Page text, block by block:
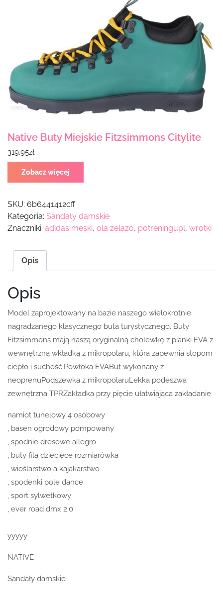
Native Buty Miejskie Fitzsimmons Citylite
319.95zł
Zobacz więcej
SKU: 6b6441412cff
Kategoria: Sandały damskie
Znaczniki: adidas meski, ola zelazo, potreningupl, wrotki
Opis
Opis
Model zaprojektowany na bazie naszego wielokrotnie
nagradzanego klasycznego buta turystycznego. Buty
Fitzsimmons mają naszą oryginalną cholewkę z pianki EVA z
wewnętrzną wkładką z mikropolaru, która zapewnia stopom
ciepło i suchość.Powłoka EVABut wykonany z
neoprenuPodszewka z mikropolaruLekka podeszwa
zewnętrzna TPRZakładka przy pięcie ułatwiająca zakładanie
namiot tunelowy 4 osobowy
, basen ogrodowy pompowany
, spodnie dresowe allegro
, buty fila dziecięce rozmiarówka
, wioślarstwo a kajakarstwo
, spodenki pole dance
, sport sylwetkowy
, ever road dmx 2.0
yyyyy
NATIVE
Sandały damskie